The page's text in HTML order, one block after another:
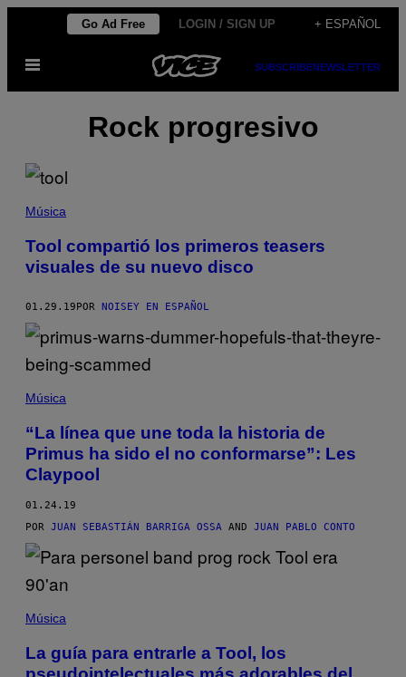
contenido
Go Ad Free LOGIN / SIGN UP + ESPAÑOL
Abrir
SUBSCRIBENEWSLETTER
Rock progresivo
Música
Tool compartió los primeros teasers
visuales de su nuevo disco
01.29.19 POR NOISEY EN ESPAÑOL
Música
“La línea que une toda la historia de
Primus ha sido el no conformarse”: Les
Claypool
01.24.19
POR JUAN SEBASTIÁN BARRIGA OSSA AND JUAN PABLO CONTO
Música
La guía para entrarle a Tool, los